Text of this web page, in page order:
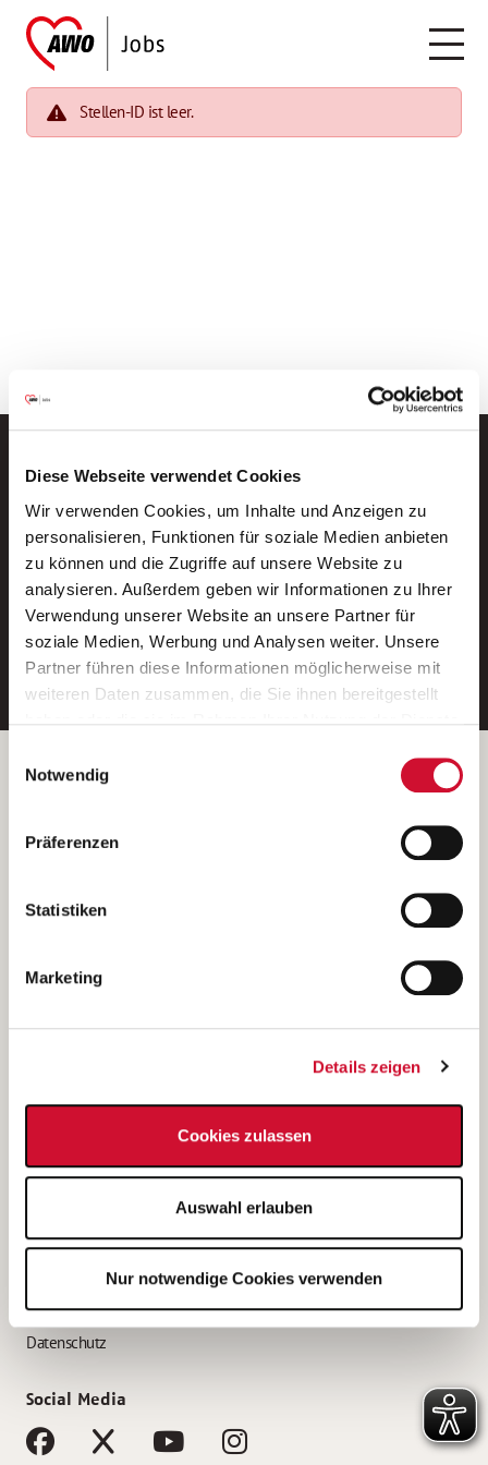
Diese Webseite verwendet Cookies
Wir verwenden Cookies, um Inhalte und Anzeigen zu
personalisieren, Funktionen für soziale Medien anbieten
zu können und die Zugriffe auf unsere Website zu
analysieren. Außerdem geben wir Informationen zu Ihrer
Verwendung unserer Website an unsere Partner für
soziale Medien, Werbung und Analysen weiter. Unsere
Partner führen diese Informationen möglicherweise mit
weiteren Daten zusammen, die Sie ihnen bereitgestellt
Wenn Sie auf „Cookies zulassen“ klicken, so stimmen
Sie der Speicherung sämtlicher Cookies zu. Sie können
Ihre Einwilligung selbstverständlich jederzeit widerrufen,
indem Sie die Cookie-Einstellungen aufrufen und diese
unsererDatenschutzerklärung
Notwendig
Präferenzen
Statistiken
Marketing
Details zeigen
Cookies zulassen
Auswahl erlauben
Nur notwendige Cookies verwenden
Stellen-ID ist leer.
Neue Stellen per E-Mail.
Ein kostenloser Service von AWO
Jobs.
E-Mail-Adresse eintragen
Betreiber der Webseite
Kantstraße 45a
(Ein Tochterunternehmen des AWO Bezirksverbandes Unterfranken
e.V.)
Bewerbung als Altenpflegehelfer*in
Bewerbung als Erzieher*in
AWO Gliederungen nach Bundesland
Impressum
Datenschutz
Social Media